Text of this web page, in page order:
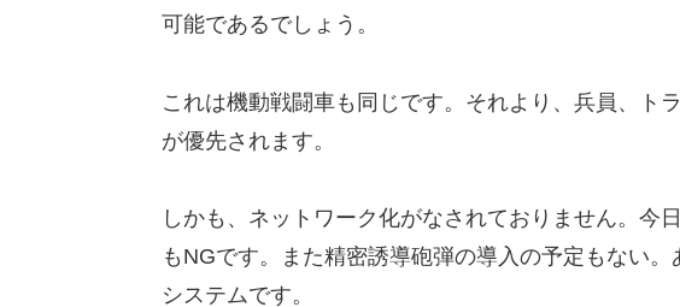
可能であるでしょう。
これは機動戦闘車も同じです。それより、兵員、ト
が優先されます。
しかも、ネットワーク化がなされておりません。今
もNGです。また精密誘導砲弾の導入の予定もない
システムです。